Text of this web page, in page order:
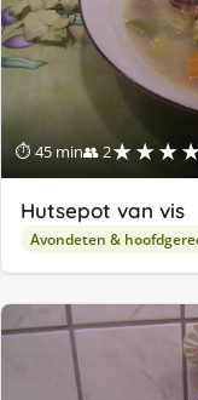
⏱ 45 min👥 2
Hutsepot van vis
Avondeten &